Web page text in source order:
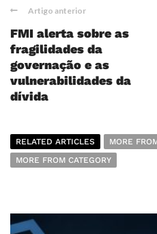
Artigo anterior
FMI alerta sobre as
fragilidades da
governação e as
vulnerabilidades da
dívida
RELATED ARTICLES
MORE
MORE FROM CATEGORY